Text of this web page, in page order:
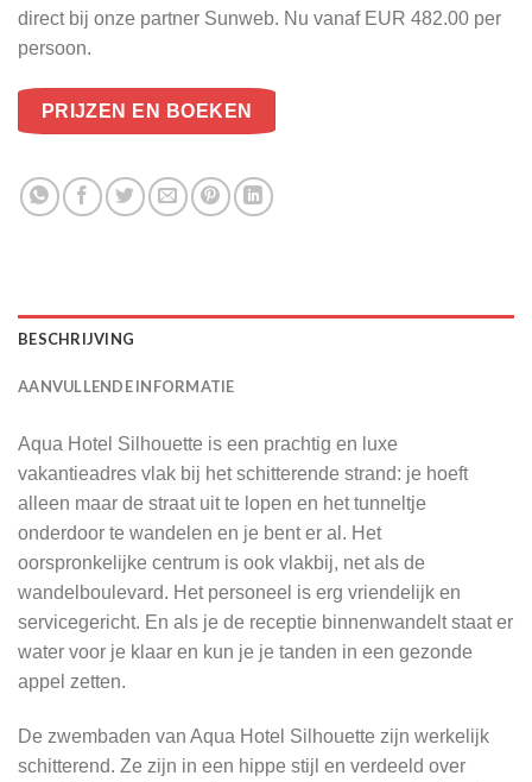
direct bij onze partner Sunweb. Nu vanaf EUR 482.00 per
persoon.
PRIJZEN EN BOEKEN
BESCHRIJVING
AANVULLENDE INFORMATIE
Aqua Hotel Silhouette is een prachtig en luxe
vakantieadres vlak bij het schitterende strand: je hoeft
alleen maar de straat uit te lopen en het tunneltje
onderdoor te wandelen en je bent er al. Het
oorspronkelijke centrum is ook vlakbij, net als de
wandelboulevard. Het personeel is erg vriendelijk en
servicegericht. En als je de receptie binnenwandelt staat er
water voor je klaar en kun je je tanden in een gezonde
appel zetten.
De zwembaden van Aqua Hotel Silhouette zijn werkelijk
schitterend. Ze zijn in een hippe stijl en verdeeld over